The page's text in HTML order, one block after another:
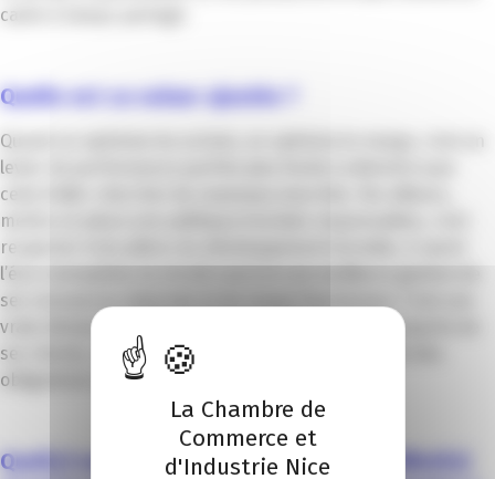
cadre à temps partagé.
Quelle est sa valeur ajoutée ?
Quand on optimise les achats, on optimise la marge, c’est un
levier de performance parfois plus facile à atteindre que
celui d’aller chercher de nouveaux marchés. Par ailleurs,
mettre en place une politique d’achats responsables, c’est
respecter trois piliers du développement durable, à savoir
l’éco-conception, le circuit-court et une meilleure gestion de
ses ressources externes et du risque fournisseur. C’est une
vraie démarche différenciante à mettre en avant auprès de
ses clients, notamment les grands comptes qui ont des
obligations en matière de RSE.
Quel(s) service(s) de la CCI avez-vous utilisé(s)
La Chambre de
Commerce et
d'Industrie Nice